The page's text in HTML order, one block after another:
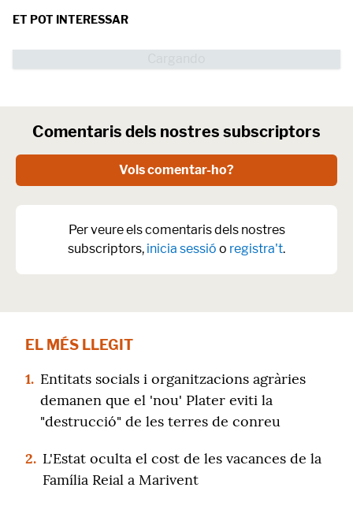
ET POT INTERESSAR
Comentaris dels nostres subscriptors
Vols comentar-ho?
Per veure els comentaris dels nostres
subscriptors, inicia sessió o registra't.
EL MÉS LLEGIT
1. Entitats socials i organitzacions agràries
demanen que el 'nou' Plater eviti la
"destrucció" de les terres de conreu
2. L'Estat oculta el cost de les vacances de la
Família Reial a Marivent